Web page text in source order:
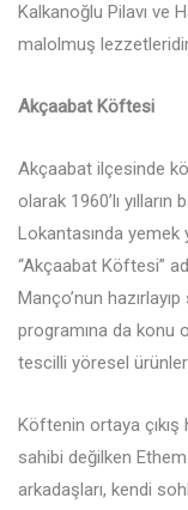
Kalkanoğlu Pilavı ve
malolmuş
Akçaabat Köftesi
Akçaabat ilçesinde
olarak 1960’lı
Lokantasında yemek
“Akçaabat Köftesi”
Manço’nun
programına da konu
tescilli yöresel
Köftenin ortaya
sahibi değilken Ethem
arkadaşları, kendi